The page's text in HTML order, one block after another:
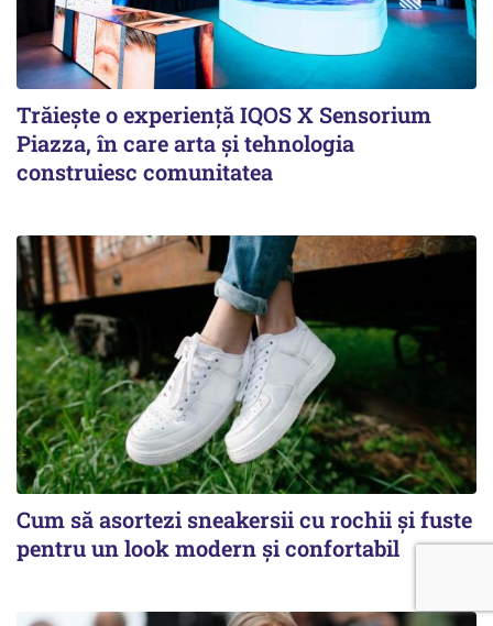
Trăiește o experiență IQOS X Sensorium
Piazza, în care arta și tehnologia
construiesc comunitatea
Cum să asortezi sneakersii cu rochii și fuste
pentru un look modern și confortabil